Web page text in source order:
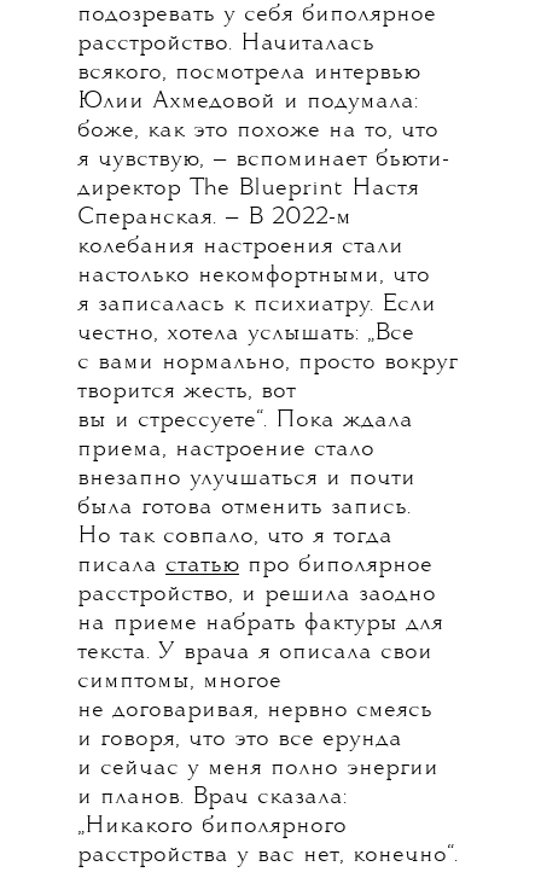
подозревать у себя биполярное
расстройство. Начиталась
всякого, посмотрела интервью
Юлии Ахмедовой и подумала:
боже, как это похоже на то, что
я чувствую, — вспоминает бьюти-
директор The Blueprint Настя
Сперанская. — В 2022-м
колебания настроения стали
настолько некомфортными, что
я записалась к психиатру. Если
честно, хотела услышать: „Все
с вами нормально, просто вокруг
творится жесть, вот
вы и стрессуете“. Пока ждала
приема, настроение стало
внезапно улучшаться и почти
была готова отменить запись.
Но так совпало, что я тогда
писала статью про биполярное
расстройство, и решила заодно
на приеме набрать фактуры для
текста. У врача я описала свои
симптомы, многое
не договаривая, нервно смеясь
и говоря, что это все ерунда
и сейчас у меня полно энергии
и планов. Врач сказала:
„Никакого биполярного
расстройства у вас нет, конечно“.